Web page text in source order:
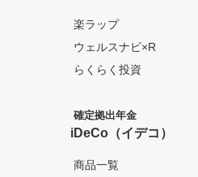
楽ラップ
ウェルスナビ×R
らくらく投資
確定拠出年金
iDeCo（イデコ）
商品一覧